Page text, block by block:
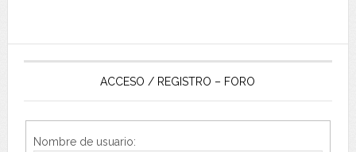
ACCESO / REGISTRO – FORO
Nombre de usuario: